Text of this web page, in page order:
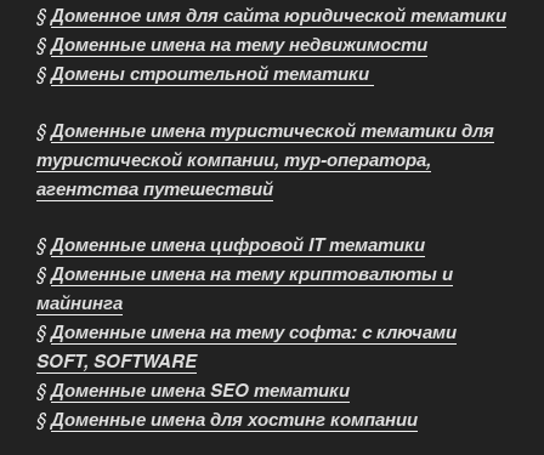
§Доменное имя для сайта юридической тематики
§Доменные имена на тему недвижимости
§Домены строительной тематики
§Доменные имена туристической тематики для
туристической компании, тур-оператора,
агентства путешествий
§Доменные имена цифровой IT тематики
§Доменные имена на тему криптовалюты и
майнинга
§Доменные имена на тему софта: c ключами
SOFT, SOFTWARE
§Доменные имена SEO тематики
§Доменные имена для хостинг компании